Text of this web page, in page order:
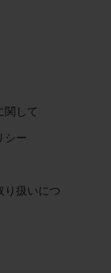
関して
シー
り扱いにつ